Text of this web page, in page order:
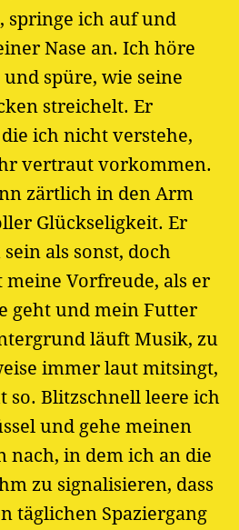
springe ich auf und
Nase an. Ich höre
spüre, wie seine
streichelt. Er
ich nicht verstehe,
vertraut vorkommen.
zärtlich in den Arm
Glückseligkeit. Er
als sonst, doch
Vorfreude, als er
geht und mein Futter
läuft Musik, zu
immer laut mitsingt,
so. Blitzschnell leere ich
und gehe meinen
nach, in dem ich an die
zu signalisieren, dass
täglichen Spaziergang